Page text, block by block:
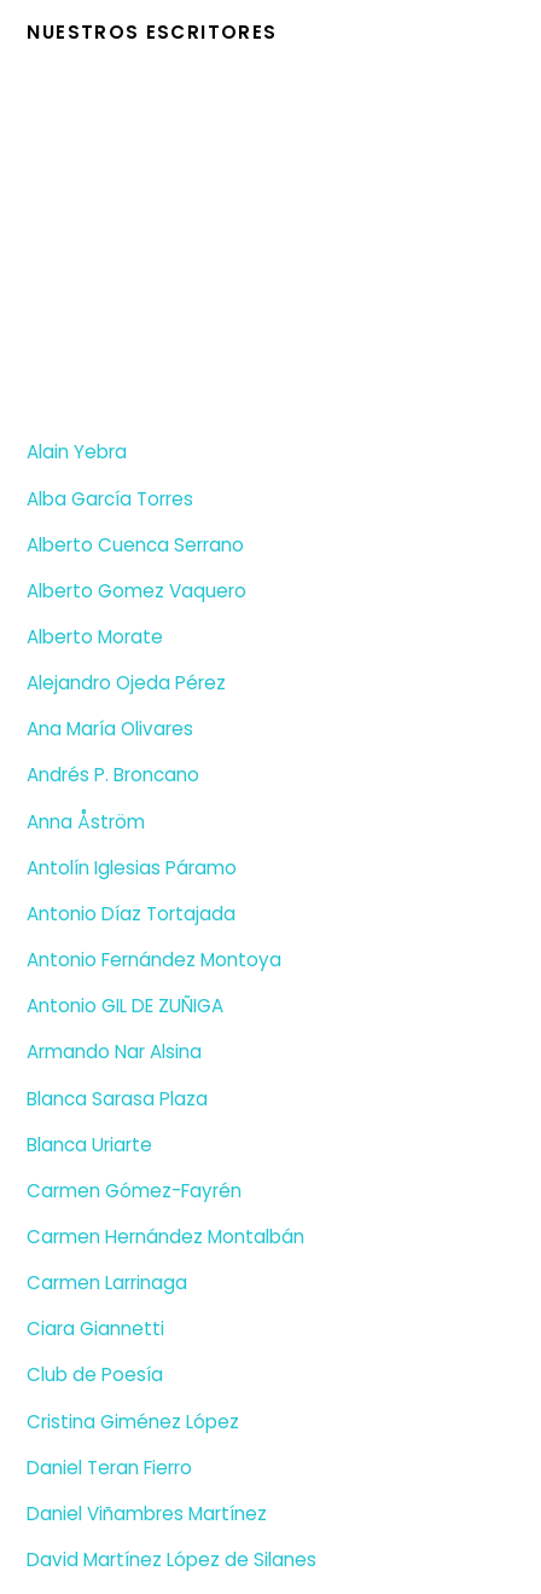
NUESTROS ESCRITORES
Alain Yebra
Alba García Torres
Alberto Cuenca Serrano
Alberto Gomez Vaquero
Alberto Morate
Alejandro Ojeda Pérez
Ana María Olivares
Andrés P. Broncano
Anna Åström
Antolín Iglesias Páramo
Antonio Díaz Tortajada
Antonio Fernández Montoya
Antonio GIL DE ZUÑIGA
Armando Nar Alsina
Blanca Sarasa Plaza
Blanca Uriarte
Carmen Gómez-Fayrén
Carmen Hernández Montalbán
Carmen Larrinaga
Ciara Giannetti
Club de Poesía
Cristina Giménez López
Daniel Teran Fierro
Daniel Viñambres Martínez
David Martínez López de Silanes